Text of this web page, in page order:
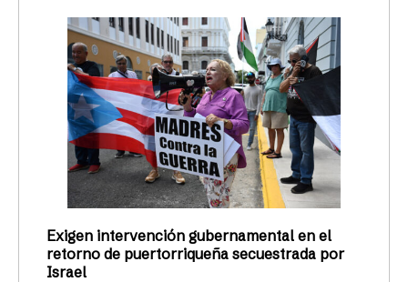
Exigen intervención gubernamental en el
retorno de puertorriqueña secuestrada por
Israel